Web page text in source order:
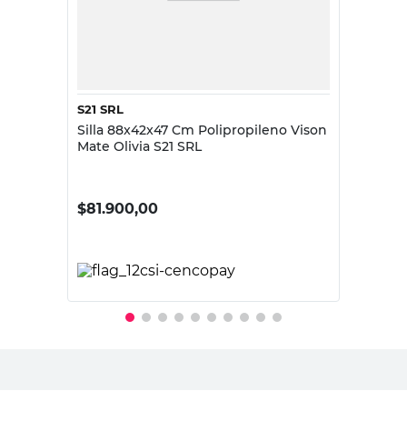
S21 SRL
Silla 88x42x47 Cm Polipropileno Vison
Mate Olivia S21 SRL
$81.900,00